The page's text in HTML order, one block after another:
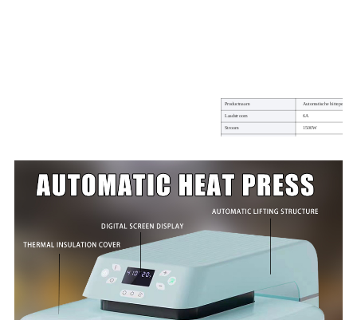
Productnaam Automatische
Laadstroom 6A
Stroom 1500W
Lengte netsnoer 1,5 meter
19KG
Gebruik aan DTF/sublimatie afdrukken